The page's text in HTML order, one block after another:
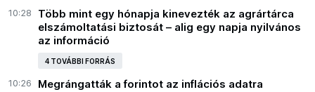
10:28
Több mint egy hónapja kinevezték az agrártárca
elszámoltatási biztosát – alig egy napja nyilvános
az információ
4 TOVÁBBI FORRÁS
10:26 Megrángatták a forintot az inflációs adatra